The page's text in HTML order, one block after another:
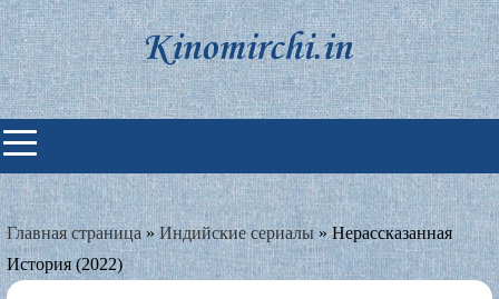
Skip
to
content
Индийские фильмы смотреть
онлайн
Главная страница»Индийские сериалы»Нерассказанная
История (2022)